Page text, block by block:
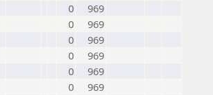
0
969
0
969
0
969
0
969
0
969
0
969